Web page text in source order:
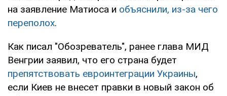
на заявление Матиоса и объяснили, из-за чего
переполох.
Как писал "Обозреватель", ранее глава МИД
Венгрии заявил, что его страна будет
препятствовать евроинтеграции Украины,
если Киев не внесет правки в новый закон об